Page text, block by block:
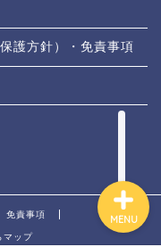
護方針）・免責事項
免責事項
ップ
MENU
奈良